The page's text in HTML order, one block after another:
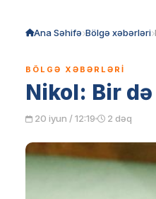
Ana Səhifə Bölgə xəbərləri
BÖLGƏ XƏBƏRLƏRI
Nikol: Bir
20 iyun / 12:19 2 dəq